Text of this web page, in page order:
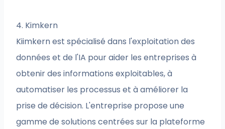
4. Kimkern
Kiimkern est spécialisé dans l'exploitation des
données et de l'IA pour aider les entreprises à
obtenir des informations exploitables, à
automatiser les processus et à améliorer la
prise de décision. L'entreprise propose une
gamme de solutions centrées sur la plateforme